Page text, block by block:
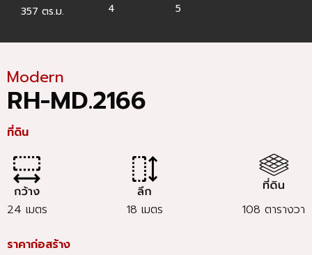
357 ตร.ม. 4 5
Modern
RH-MD.2166
ที่ดิน
24 เมตร 18 เมตร 108 ตารางวา
ราคาก่อสร้าง